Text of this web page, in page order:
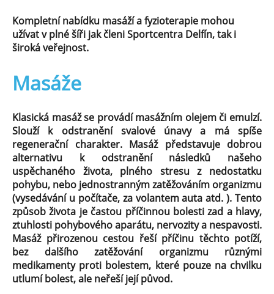
Kompletní nabídku masáží a fyzioterapie mohou
užívat v plné šíři jak členi Sportcentra Delfín, tak i
široká veřejnost.
Masáže
Klasická masáž se provádí masážním olejem či emulzí.
Slouží k odstranění svalové únavy a má spíše
regenerační charakter. Masáž představuje dobrou
alternativu k odstranění následků našeho
uspěchaného života, plného stresu z nedostatku
pohybu, nebo jednostranným zatěžováním organizmu
(vysedávání u počítače, za volantem auta atd. ). Tento
způsob života je častou příčinnou bolesti zad a hlavy,
ztuhlosti pohybového aparátu, nervozity a nespavosti.
Masáž přirozenou cestou řeší příčinu těchto potíží,
bez dalšího zatěžování organizmu různými
medikamenty proti bolestem, které pouze na chvilku
utlumí bolest, ale neřeší její původ.